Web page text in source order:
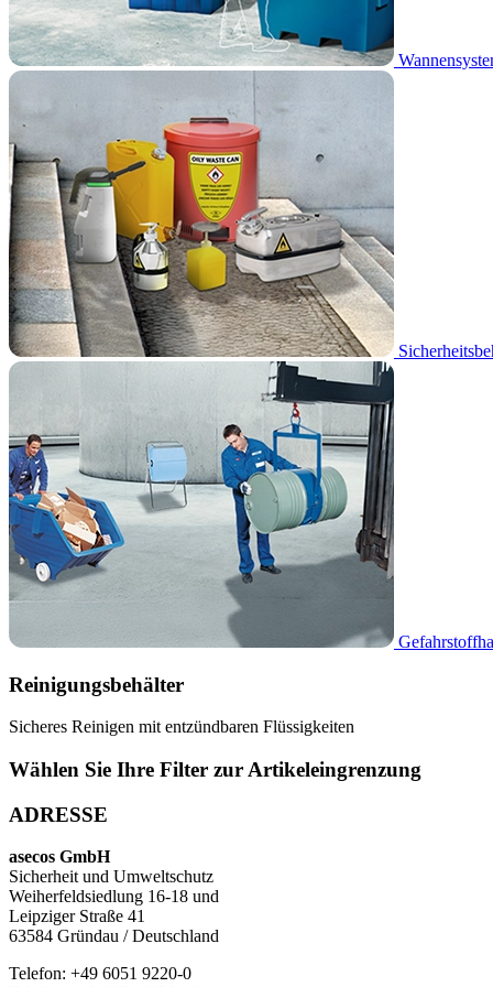
Reinigungsbehälter
Sicheres Reinigen mit entzündbaren Flüssigkeiten
Wählen Sie Ihre Filter zur Artikeleingrenzung
ADRESSE
asecos GmbH
Sicherheit und Umweltschutz
Weiherfeldsiedlung 16-18 und
Leipziger Straße 41
63584 Gründau / Deutschland
Telefon: +49 6051 9220-0